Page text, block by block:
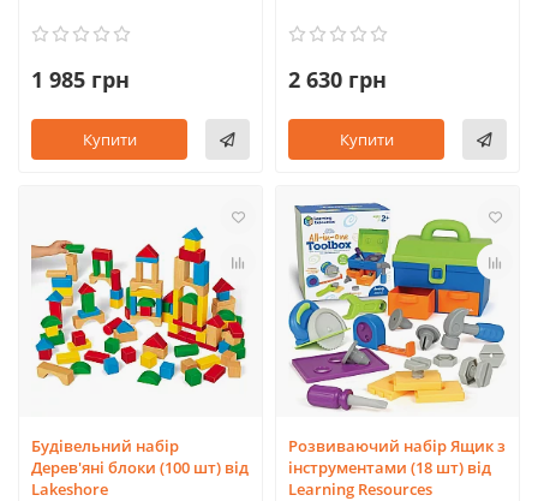
1 985 грн
Купити
2 630 грн
Купити
Будівельний набір
Дерев'яні блоки (100 шт) від
Lakeshore
Розвиваючий набір Ящик з
інструментами (18 шт) від
Learning Resources